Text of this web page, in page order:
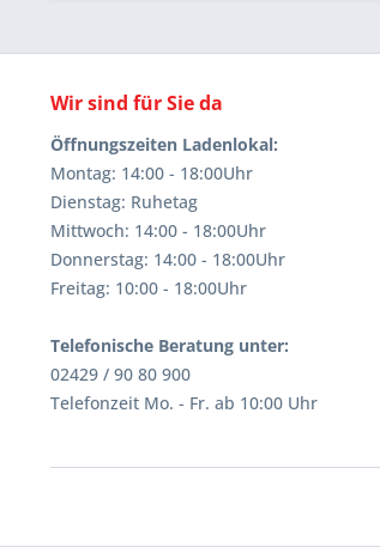
Wir sind für Sie da
Öffnungszeiten Ladenlokal:
Montag: 14:00 - 18:00Uhr
Dienstag: Ruhetag
Mittwoch: 14:00 - 18:00Uhr
Donnerstag: 14:00 - 18:00Uhr
Freitag: 10:00 - 18:00Uhr
Telefonische Beratung unter:
02429 / 90 80 900
Telefonzeit Mo. - Fr. ab 10:00 Uhr